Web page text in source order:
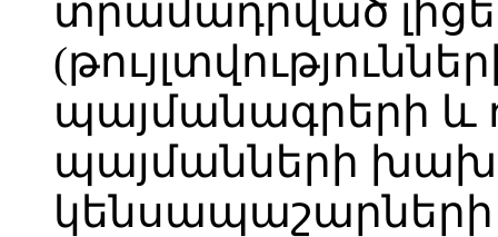
տրամադրված
պայմանագրերի և
պայմանների
կենսապաշարների